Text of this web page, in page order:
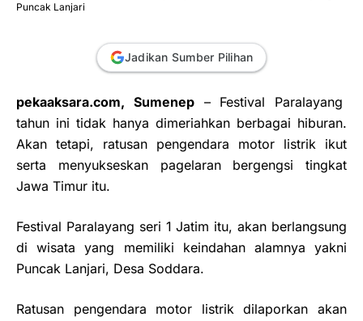
Puncak Lanjari
Jadikan Sumber Pilihan
pekaaksara.com, Sumenep– Festival Paralayang
tahun ini tidak hanya dimeriahkan berbagai hiburan.
Akan tetapi, ratusan pengendara motor listrik ikut
serta menyukseskan pagelaran bergengsi tingkat
Jawa Timur itu.
Festival Paralayang seri 1 Jatim itu, akan berlangsung
di wisata yang memiliki keindahan alamnya yakni
Puncak Lanjari, Desa Soddara.
Ratusan pengendara motor listrik dilaporkan akan